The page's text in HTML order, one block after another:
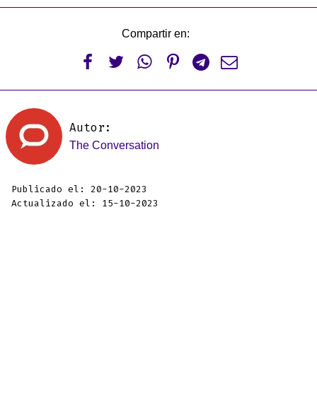
Compartir en:
     
Autor:
The Conversation
Publicado el: 20-10-2023
Actualizado el: 15-10-2023